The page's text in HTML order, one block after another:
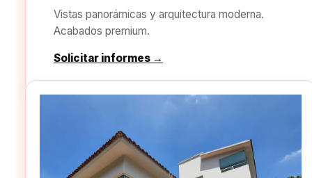
Vistas panorámicas y arquitectura moderna.
Acabados premium.
Solicitar informes →